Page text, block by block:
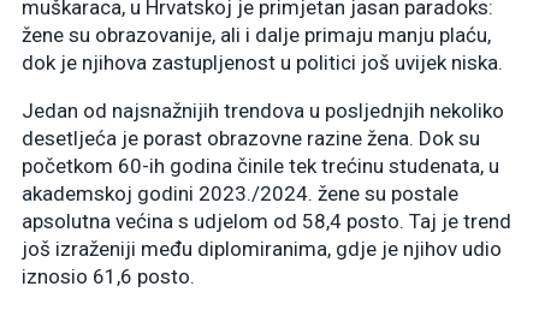
muškaraca, u Hrvatskoj je primjetan jasan paradoks:
žene su obrazovanije, ali i dalje primaju manju plaću,
dok je njihova zastupljenost u politici još uvijek niska.
Jedan od najsnažnijih trendova u posljednjih nekoliko
desetljeća je porast obrazovne razine žena. Dok su
početkom 60-ih godina činile tek trećinu studenata, u
akademskoj godini 2023./2024. žene su postale
apsolutna većina s udjelom od 58,4 posto. Taj je trend
još izraženiji među diplomiranima, gdje je njihov udio
iznosio 61,6 posto.